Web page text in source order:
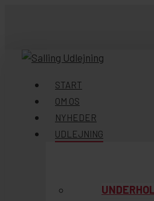
content
søg
Menu
START
OM OS
NYHEDER
UDLEJNING